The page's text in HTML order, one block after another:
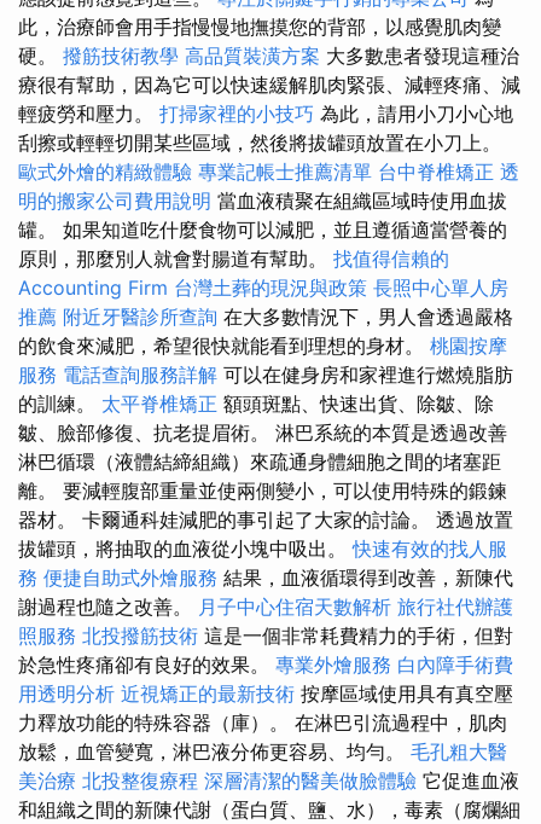
此，治療師會用手指慢慢地撫摸您的背部，以感覺肌肉變
硬。 撥筋技術教學 高品質裝潢方案 大多數患者發現這種治
療很有​​幫助，因為它可以快速緩解肌肉緊張、減輕疼痛、減
輕疲勞和壓力。 打掃家裡的小技巧 為此，請用小刀小心地
刮擦或輕輕切開某些區域，然後將拔罐頭放置在小刀上。
歐式外燴的精緻體驗 專業記帳士推薦清單 台中脊椎矯正 透
明的搬家公司費用說明 當血液積聚在組織區域時使用血拔
罐。 如果知道吃什麼食物可以減肥，並且遵循適當營養的
原則，那麼別人就會對腸道有幫助。 找值得信賴的
Accounting Firm 台灣土葬的現況與政策 長照中心單人房
推薦 附近牙醫診所查詢 在大多數情況下，男人會透過嚴格
的飲食來減肥，希望很快就能看到理想的身材。 桃園按摩
服務 電話查詢服務詳解 可以在健身房和家裡進行燃燒脂肪
的訓練。 太平脊椎矯正 額頭斑點、快速出貨、除皺、除
皺、臉部修復、抗老提眉術。 淋巴系統的本質是透過改善
淋巴循環（液體結締組織）來疏通身體細胞之間的堵塞距
離。 要減輕腹部重量並使兩側變小，可以使用特殊的鍛鍊
器材。 卡爾通科娃減肥的事引起了大家的討論。 透過放置
拔罐頭，將抽取的血液從小塊中吸出。快速有效的找人服
務 便捷自助式外燴服務 結果，血液循環得到改善，新陳代
謝過程也隨之改善。
月子中心住宿天數解析 旅行社代辦護
照服務 北投撥筋技術 這是一個非常耗費精力的手術，但對
於急性疼痛卻有良好的效果。 專業外燴服務 白內障手術費
用透明分析 近視矯正的最新技術 按摩區域使用具有真空壓
力釋放功能的特殊容器（庫）。 在淋巴引流過程中，肌肉
放鬆，血管變寬，淋巴液分佈更容易、均勻。 毛孔粗大醫
美治療 北投整復療程 深層清潔的醫美做臉體驗 它促進血液
和組織之間的新陳代謝（蛋白質、鹽、水），毒素（腐爛細